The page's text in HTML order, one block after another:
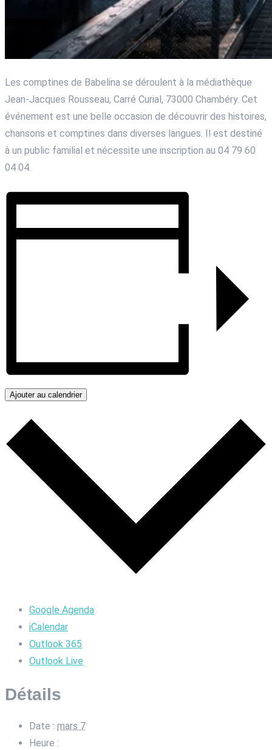
Les comptines de Babelina se déroulent à la médiathèque
Jean-Jacques Rousseau, Carré Curial, 73000 Chambéry. Cet
événement est une belle occasion de découvrir des histoires,
chansons et comptines dans diverses langues. Il est destiné
à un public familial et nécessite une inscription au 04 79 60
04 04.
Ajouter au calendrier
Google Agenda
iCalendar
Outlook 365
Outlook Live
Détails
Date : mars 7
Heure :